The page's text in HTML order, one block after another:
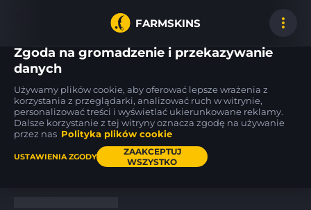
FARMSKINS
27
AWP
Pit Viper MW 27
M4A1-S
Flashback WW
SG 553
Cyberforce
Pulpit / News /
Zgoda na gromadzenie i przekazywanie
danych
Używamy plików cookie, aby oferować lepsze wrażenia z
korzystania z przeglądarki, analizować ruch w witrynie,
personalizować treści i wyświetlać ukierunkowane reklamy.
Dalsze korzystanie z tej witryny oznacza zgodę na używanie
przez nas Polityka plików cookie
USTAWIENIA ZGODY
ZAAKCEPTUJ
WSZYSTKO